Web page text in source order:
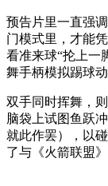
预告片里一直强
门模式里，才能
看准来球“抡上一
舞手柄模拟踢球动
双手同时挥舞，
脑袋上试图鱼跃
就此作罢），以
了与《火箭联盟